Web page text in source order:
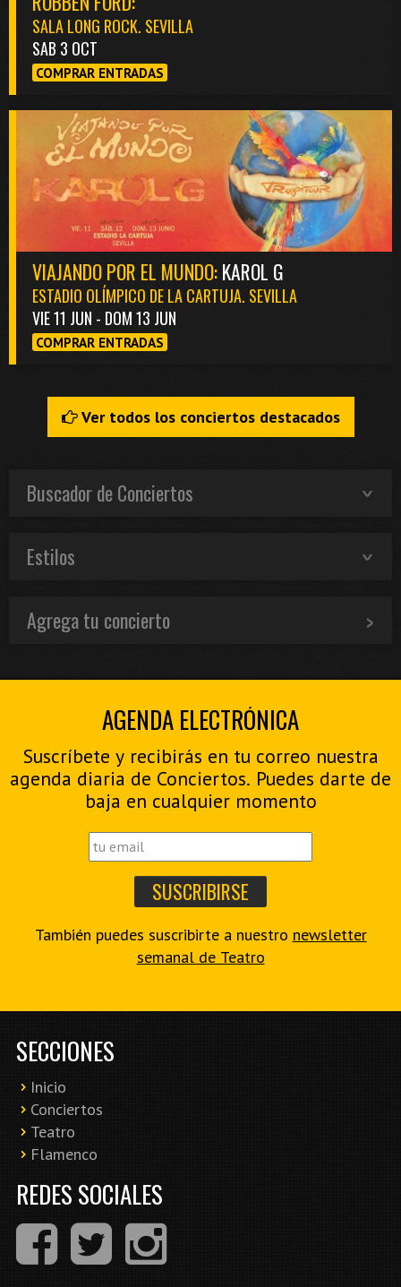
SALA LONG ROCK. SEVILLA
SAB 3 OCT
COMPRAR ENTRADAS
VIAJANDO POR EL MUNDO:KAROL G
ESTADIO OLÍMPICO DE LA CARTUJA. SEVILLA
VIE 11 JUN - DOM 13 JUN
COMPRAR ENTRADAS
Ver todos los conciertos destacados
Buscador de Conciertos
Estilos
Agrega tu concierto
AGENDA ELECTRÓNICA
Suscríbete y recibirás en tu correo nuestra
agenda diaria de Conciertos. Puedes darte de
baja en cualquier momento
También puedes suscribirte a nuestro newsletter
semanal de Teatro
SECCIONES
Inicio
Conciertos
Teatro
Flamenco
REDES SOCIALES